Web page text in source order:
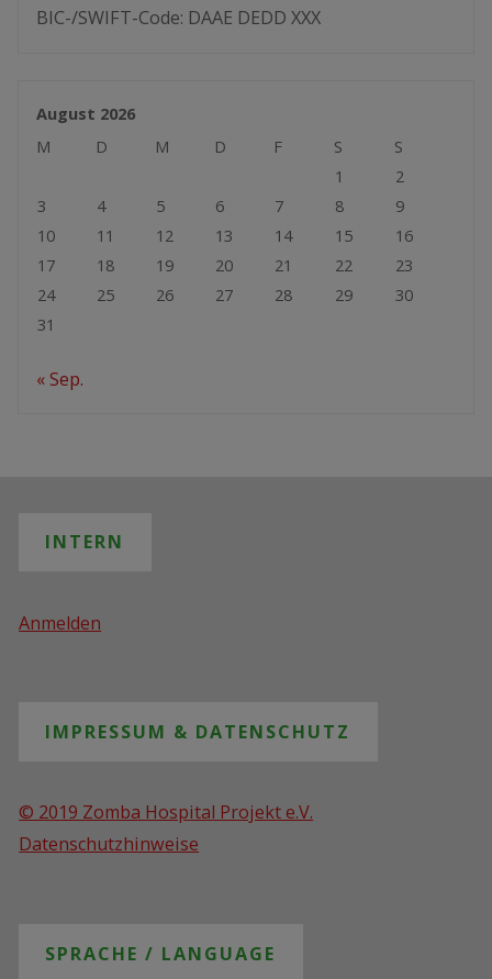
BIC-/SWIFT-Code: DAAE DEDD XXX
August 2026
M
D M D F S
S
1
2
3
4 5 6 7 8
9
10
11 12 13 14 15
16
17
18 19 20 21 22
23
24
25 26 27 28 29
30
31
« Sep.
INTERN
Anmelden
IMPRESSUM & DATENSCHUTZ
© 2019 Zomba Hospital Projekt e.V.
Datenschutzhinweise
SPRACHE / LANGUAGE